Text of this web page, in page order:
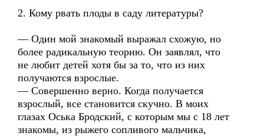
2. Кому рвать плоды в саду литературы?
— Один мой знакомый выражал схожую, но
более радикальную теорию. Он заявлял, что
не любит детей хотя бы за то, что из них
получаются взрослые.
— Совершенно верно. Когда получается
взрослый, все становится скучно. В моих
глазах Оська Бродский, с которым мы с 18 лет
знакомы, из рыжего сопливого мальчика,